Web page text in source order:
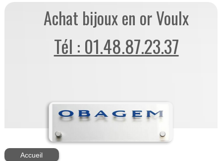
Achat bijoux en or Voulx
Tél : 01.48.87.23.37
Accueil